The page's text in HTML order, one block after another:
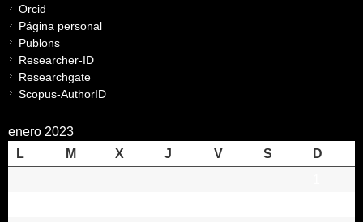
Orcid
Página personal
Publons
Researcher-ID
Researchgate
Scopus-AuthorID
enero 2023
L
M X J V S
D